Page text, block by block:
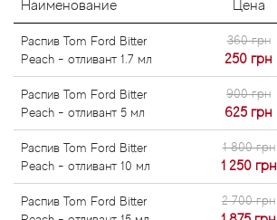
Наименование Цена
Распив Tom Ford Bitter
Peach - отливант 1.7 мл
360 грн
250 грн
Распив Tom Ford Bitter
Peach - отливант 5 мл
900 грн
625 грн
Распив Tom Ford Bitter
Peach - отливант 10 мл
1 800 грн
1 250 грн
Распив Tom Ford Bitter
2 700 грн